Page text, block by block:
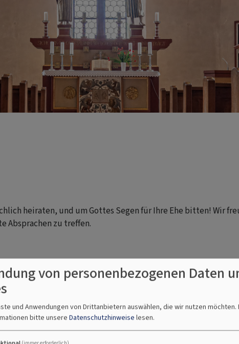
heiraten, und um Gottes Segen für Ihre Ehe bitten! Wir
Absprachen zu treffen.
Wir unterstützen Sie, wenn
Sie darüber nachdenken, ob eine kirchliche
Sie verschiedene Konfessionen haben.
von personenbezogenen Daten
und Anwendungen von Drittanbietern auswählen, die wir nutzen möchten.
bitte unsere Datenschutzhinweise lesen.